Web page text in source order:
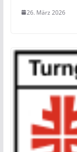
26. März 2026